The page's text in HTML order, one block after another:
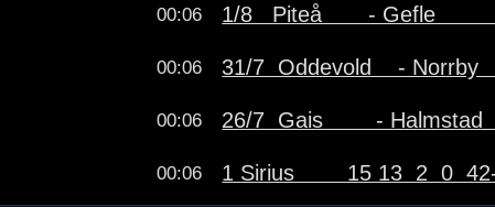
00:06 1/8   Piteå       - Gefle
00:06 31/7  Oddevold    - Norrby
00:06 26/7  Gais        - Halmstad
00:06 1 Sirius        15 13  2  0